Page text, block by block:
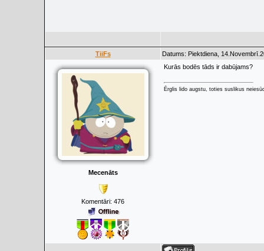
TiiFs Datums: Piektdiena,
Mecenāts
Komentāri: 476
Kurās bodēs tāds ir dabūjams?
Ērglis lido augstu, toties suslikus